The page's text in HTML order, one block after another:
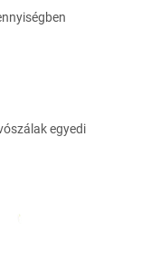
egyedi